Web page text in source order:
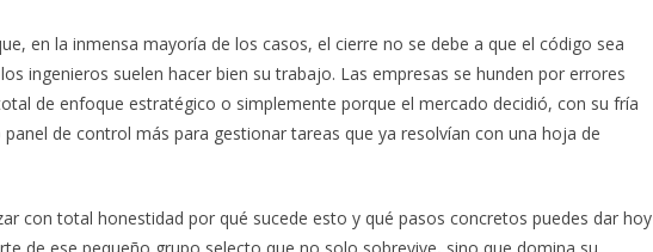
en la inmensa mayoría de los casos, el cierre no se debe a que el código sea
ingenieros suelen hacer bien su trabajo. Las empresas se hunden por errores
de enfoque estratégico o simplemente porque el mercado decidió, con su fría
de control más para gestionar tareas que ya resolvían con una hoja de
con total honestidad por qué sucede esto y qué pasos concretos puedes dar hoy